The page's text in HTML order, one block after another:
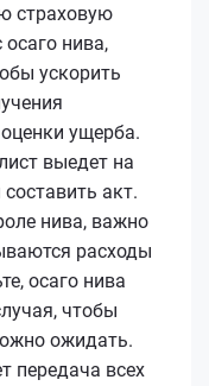
страховую
нива,
ускорить
ущерба.
выедет на
акт.
нива, важно
расходы
осаго нива
чтобы
ожидать.
передача всех